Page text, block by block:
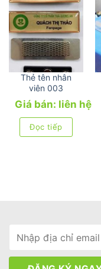
Thẻ tên nhân
viên 003
Giá bán: liên hệ
Đọc tiếp